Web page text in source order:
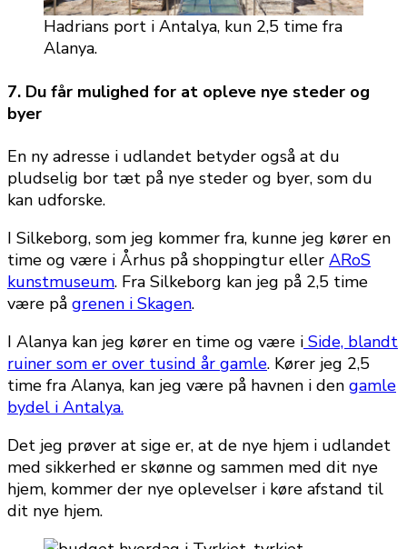
Hadrians port i Antalya, kun 2,5 time fra
Alanya.
7. Du får mulighed for at opleve nye steder og
byer
En ny adresse i udlandet betyder også at du
pludselig bor tæt på nye steder og byer, som du
kan udforske.
I Silkeborg, som jeg kommer fra, kunne jeg kører en
time og være i Århus på shoppingtur eller ARoS
kunstmuseum. Fra Silkeborg kan jeg på 2,5 time
være på grenen i Skagen.
I Alanya kan jeg kører en time og være i Side, blandt
ruiner som er over tusind år gamle. Kører jeg 2,5
time fra Alanya, kan jeg være på havnen i den gamle
bydel i Antalya.
Det jeg prøver at sige er, at de nye hjem i udlandet
med sikkerhed er skønne og sammen med dit nye
hjem, kommer der nye oplevelser i køre afstand til
dit nye hjem.